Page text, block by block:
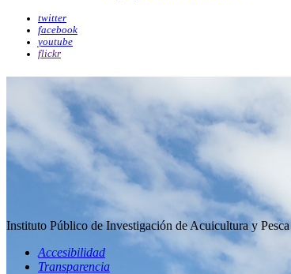
twitter
facebook
youtube
flickr
Instituto Público de Investigación de Acuicultura y Pesca
Accesibilidad
Transparencia